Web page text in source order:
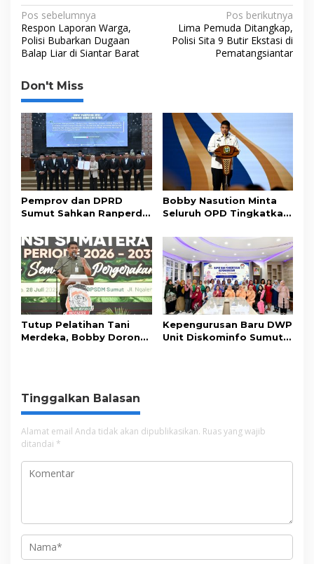
o
o
k
e
r
d
I
n
A
p
p
i
N
a
v
i
g
a
s
i
p
o
s
Pos sebelumnya
Respon Laporan Warga,
Polisi Bubarkan Dugaan
Balap Liar di Siantar Barat
Pos berikutnya
Lima Pemuda Ditangkap,
Polisi Sita 9 Butir Ekstasi di
Pematangsiantar
Don't Miss
Pemprov dan DPRD
Sumut Sahkan Ranperda
APBD 2025
Bobby Nasution Minta
Seluruh OPD Tingkatkan
Publik
Tutup Pelatihan Tani
Merdeka, Bobby Dorong
Kepengurusan Baru DWP
Unit Diskominfo Sumut
Tinggalkan Balasan
Alamat email Anda tidak akan dipublikasikan. Ruas yang wajib
ditandai *